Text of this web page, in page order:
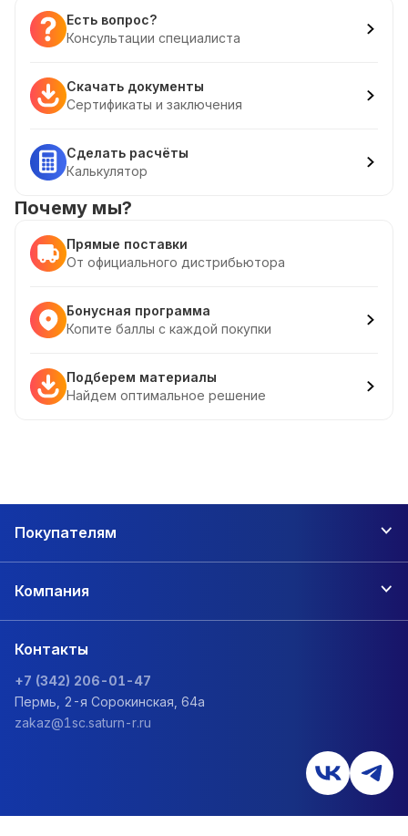
Есть вопрос?
Консультации специалиста
Скачать документы
Сертификаты и заключения
Сделать расчёты
Калькулятор
Почему мы?
Прямые поставки
От официального дистрибьютора
Бонусная программа
Копите баллы с каждой покупки
Подберем материалы
Найдем оптимальное решение
Покупателям
Компания
Контакты
+7 (342) 206-01-47
Пермь, 2-я Сорокинская, 64а
zakaz@1sc.saturn-r.ru